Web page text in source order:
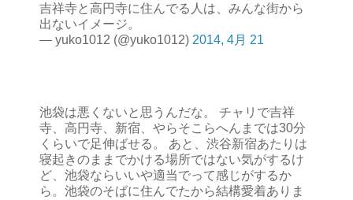
吉祥寺と高円寺に住んでる人は、みんな街から
出ないイメージ。
— yuko1012 (@yuko1012) 2014, 4月 21
池袋は悪くないと思うんだな。 チャリで吉祥
寺、高円寺、新宿、やらそこらへんまでは30分
くらいで足伸ばせる。 あと、渋谷新宿あたりは
寝起きのままでかける場所ではない気がするけ
ど、池袋ならいいや適当でって感じがするか
ら。池袋のそばに住んでたから結構愛着ありま